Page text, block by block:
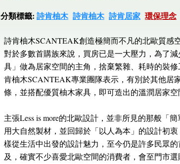
分類標籤: 詩肯柚木 詩肯柚木 詩肯居家 環保理念
詩肯柚木SCANTEAK創造極簡而不凡的北歐質感
對於多數首購族來說，買房已是一大壓力，為了
具」做為居家空間的主角，捨棄繁雜、耗時的裝
肯柚木SCANTEAK專業團隊表示，有別於其他居
條，並搭配優質柚木家具，即可造出的溫潤居家
主張Less is more的北歐設計，並非所見的那般「
用大自然製材，並回歸於「以人為本」的設計初
樣從生活中出發的設計魅力，至今仍是許多民眾
及，確實不少喜愛北歐空間的消費者，會至門市